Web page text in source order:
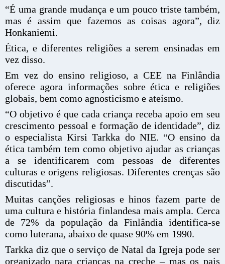
“É uma grande mudança e um pouco triste também,
mas é assim que fazemos as coisas agora”, diz
Honkaniemi.
Ética, e diferentes religiões a serem ensinadas em
vez disso.
Em vez do ensino religioso, a CEE na Finlândia
oferece agora informações sobre ética e religiões
globais, bem como agnosticismo e ateísmo.
“O objetivo é que cada criança receba apoio em seu
crescimento pessoal e formação de identidade”, diz
o especialista Kirsi Tarkka do NIE. “O ensino da
ética também tem como objetivo ajudar as crianças
a se identificarem com pessoas de diferentes
culturas e origens religiosas. Diferentes crenças são
discutidas”.
Muitas canções religiosas e hinos fazem parte de
uma cultura e história finlandesa mais ampla. Cerca
de 72% da população da Finlândia identifica-se
como luterana, abaixo de quase 90% em 1990.
Tarkka diz que o serviço de Natal da Igreja pode ser
organizado para crianças na creche – mas os pais